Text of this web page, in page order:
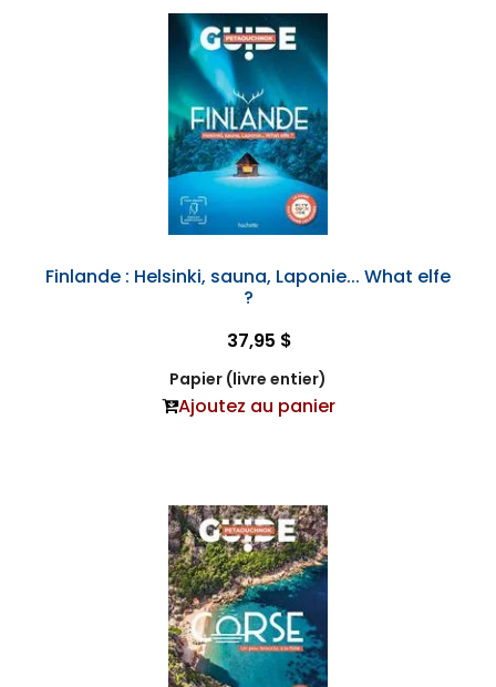
Finlande : Helsinki, sauna, Laponie... What elfe
?
37,95 $
Papier (livre entier)
Ajoutez au panier